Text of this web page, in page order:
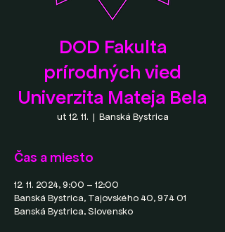
DOD Fakulta
prírodných vied
Univerzita Mateja Bela
ut 12. 11.
  |
Banská Bystrica
Čas a miesto
12. 11. 2024, 9:00 – 12:00
Banská Bystrica, Tajovského 40, 974 01
Banská Bystrica, Slovensko